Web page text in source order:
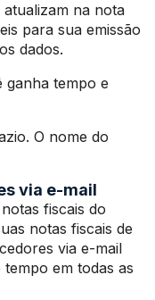
na nota
para sua emissão
dados.
ganha tempo e
O nome do
via e-mail
fiscais do
notas fiscais de
via e-mail
em todas as